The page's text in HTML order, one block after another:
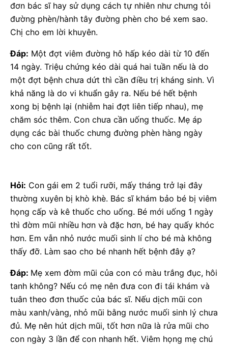
đơn bác sĩ hay sử dụng cách tự nhiên như chưng tỏi
đường phèn/hành tây đường phèn cho bé xem sao.
Chị cho em lời khuyên.
Đáp: Một đợt viêm đường hô hấp kéo dài từ 10 đến
14 ngày. Triệu chứng kéo dài quá hai tuần nếu là do
một đợt bệnh chưa dứt thì cần điều trị kháng sinh. Vì
khả năng là do vi khuẩn gây ra. Nếu bé hết bệnh
xong bị bệnh lại (nhiễm hai đợt liên tiếp nhau), mẹ
chăm sóc thêm. Con chưa cần uống thuốc. Mẹ áp
dụng các bài thuốc chưng đường phèn hàng ngày
cho con cũng rất tốt.
Hỏi: Con gái em 2 tuổi rưỡi, mấy tháng trở lại đây
thường xuyên bị khò khè. Bác sĩ khám bảo bé bị viêm
họng cấp và kê thuốc cho uống. Bé mới uống 1 ngày
thì đờm mũi nhiều hơn và đặc hơn, bé hay quấy khóc
hơn. Em vẫn nhỏ nước muối sinh lí cho bé mà không
thấy đỡ. Làm sao cho bé nhanh hết bệnh đây ạ?
Đáp: Mẹ xem đờm mũi của con có màu trắng đục, hôi
tanh không? Nếu có mẹ nên đưa con đi tái khám và
tuân theo đơn thuốc của bác sĩ. Nếu dịch mũi con
màu xanh/vàng, nhỏ mũi bằng nước muối sinh lý chưa
đủ. Mẹ nên hút dịch mũi, tốt hơn nữa là rửa mũi cho
con ngày 3 lần để con nhanh hết. Viêm họng mẹ chú